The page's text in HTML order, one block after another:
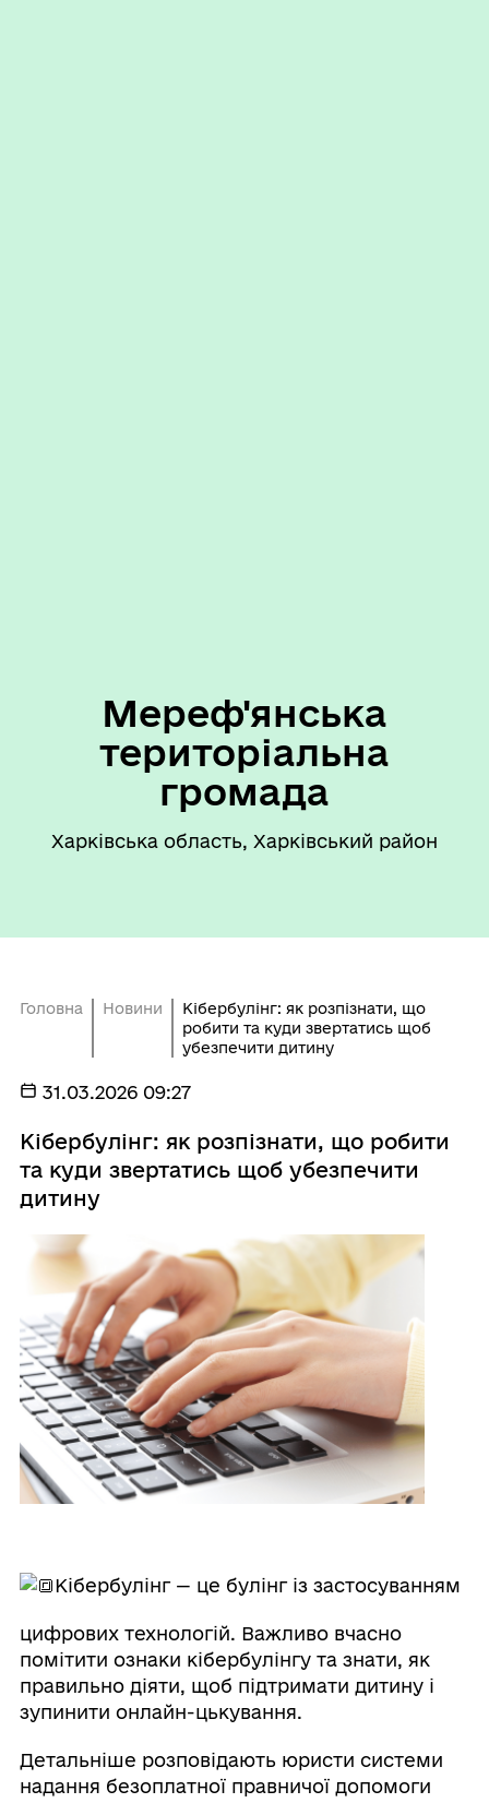
Мереф'янська
територіальна
громада
Харківська область, Харківський район
Головна Новини
Кібербулінг: як розпізнати, що
робити та куди звертатись щоб
убезпечити дитину
31.03.2026 09:27
Кібербулінг: як розпізнати, що робити
та куди звертатись щоб убезпечити
дитину
Кібербулінг — це булінг із застосуванням
цифрових технологій. Важливо вчасно
помітити ознаки кібербулінгу та знати, як
правильно діяти, щоб підтримати дитину і
зупинити онлайн-цькування.
Детальніше розповідають юристи системи
надання безоплатної правничої допомоги